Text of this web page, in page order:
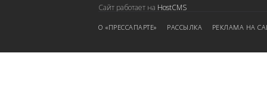
Сайт работает на HostCMS
О «ПРЕССАПАРТЕ» РАССЫЛКА РЕКЛАМА НА